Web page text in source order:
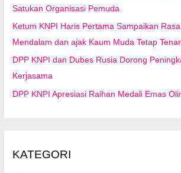
Satukan Organisasi Pemuda
Ketum KNPI Haris Pertama Sampaikan
Mendalam dan ajak Kaum Muda Tetap
DPP KNPI dan Dubes Rusia Dorong
Kerjasama
DPP KNPI Apresiasi Raihan Medali Emas
KATEGORI